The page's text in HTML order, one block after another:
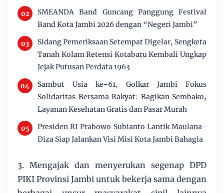
SMEANDA Band Guncang Panggung Festival
Band Kota Jambi 2026 dengan “Negeri Jambi”
Sidang Pemeriksaan Setempat Digelar, Sengketa
Tanah Kolam Retensi Kotabaru Kembali Ungkap
Jejak Putusan Perdata 1963
Sambut Usia ke-61, Golkar Jambi Fokus
Solidaritas Bersama Rakyat: Bagikan Sembako,
Layanan Kesehatan Gratis dan Pasar Murah
Presiden RI Prabowo Subianto Lantik Maulana-
Diza Siap Jalankan Visi Misi Kota Jambi Bahagia
3. Mengajak dan menyerukan segenap DPD
PIKI Provinsi Jambi untuk bekerja sama dengan